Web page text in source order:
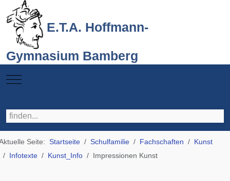
E.T.A. Hoffmann-
Gymnasium Bamberg
Mobile Menu Toggle
Seite: Startseite Schulfamilie Fachschaften
Kunst
Infotexte
Kunst_Info Impressionen Kunst